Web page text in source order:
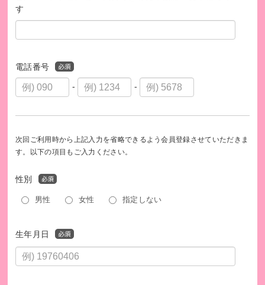
つになった住民の方は、レンガ造りに使う砂や水を、地域か
ら集めて持ち寄ります。
ガ造りの指導ができる専門家や建築作業員を派遣するために
活用します。
す
電話番号
- -
次回ご利用時から上記入力を省略できるよう会員登録させていただきま
す。以下の項目もご入力ください。
性別
男性 女性 指定しない
生年月日